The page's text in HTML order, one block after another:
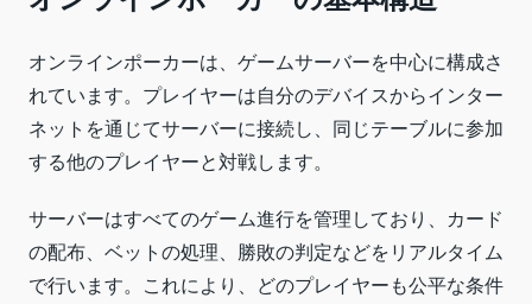
オンラインポーカーは、ゲームサーバーを中心に構成さ
れています。プレイヤーは自分のデバイスからインター
ネットを通じてサーバーに接続し、同じテーブルに参加
する他のプレイヤーと対戦します。
サーバーはすべてのゲーム進行を管理しており、カード
の配布、ベットの処理、勝敗の判定などをリアルタイム
で行います。これにより、どのプレイヤーも公平な条件